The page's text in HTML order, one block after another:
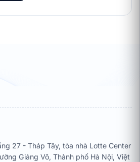
27 - Tháp Tây, tòa nhà Lotte Center
Giảng Võ, Thành phố Hà Nội, Việt